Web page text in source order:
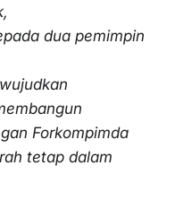
dua pemimpin
Forkompimda
tetap dalam